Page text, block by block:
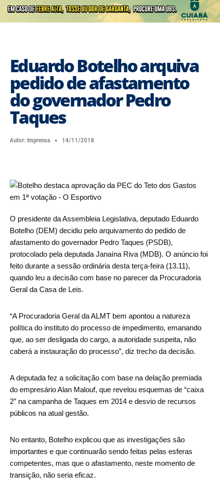
Eduardo Botelho arquiva
pedido de afastamento
do governador Pedro
Taques
Autor: Imprensa 14/11/2018
O presidente da Assembleia Legislativa, deputado Eduardo
Botelho (DEM) decidiu pelo arquivamento do pedido de
afastamento do governador Pedro Taques (PSDB),
protocolado pela deputada Janaína Riva (MDB). O anúncio foi
feito durante a sessão ordinária desta terça-feira (13.11),
quando leu a decisão com base no parecer da Procuradoria
Geral da Casa de Leis.
“A Procuradoria Geral da ALMT bem apontou a natureza
política do instituto do processo de impedimento, emanando
que, ao ser desligada do cargo, a autoridade suspeita, não
caberá a instauração do processo”, diz trecho da decisão.
A deputada fez a solicitação com base na delação premiada
do empresário Alan Malouf, que revelou esquemas de “caixa
2” na campanha de Taques em 2014 e desvio de recursos
públicos na atual gestão.
No entanto, Botelho explicou que as investigações são
importantes e que continuarão sendo feitas pelas esferas
competentes, mas que o afastamento, neste momento de
transição, não seria eficaz.